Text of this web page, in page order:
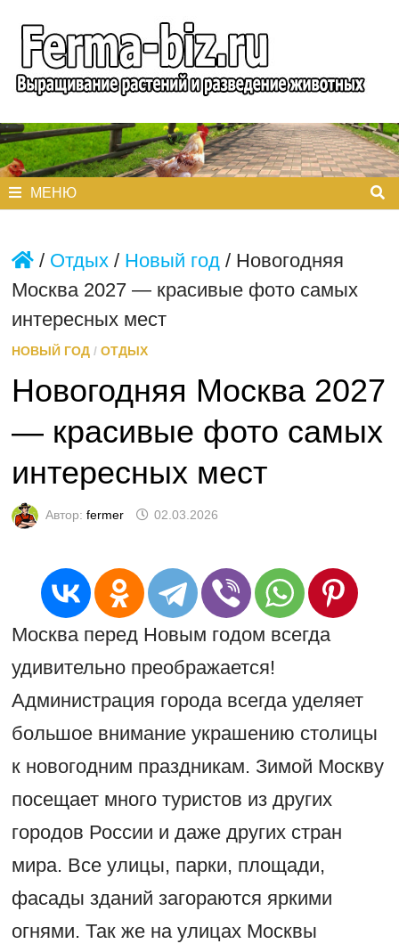
содержимому
МЕНЮ
/ Отдых/ Новый год/ Новогодняя
Москва 2027 — красивые фото самых
интересных мест
НОВЫЙ ГОД/ ОТДЫХ
Новогодняя Москва 2027
— красивые фото самых
интересных мест
Автор: fermer 02.03.2026
Москва перед Новым годом всегда
удивительно преображается!
Администрация города всегда уделяет
большое внимание украшению столицы
к новогодним праздникам. Зимой Москву
посещает много туристов из других
городов России и даже других стран
мира. Все улицы, парки, площади,
фасады зданий загораются яркими
огнями. Так же на улицах Москвы